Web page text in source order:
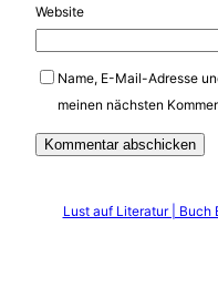
Website
Name, E-Mail-Adresse
meinen nächsten
Lust auf Literatur | Buch